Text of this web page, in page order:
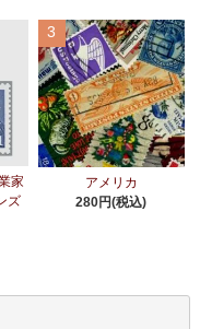
家
ズ
3
アメリカ
280円(税込)